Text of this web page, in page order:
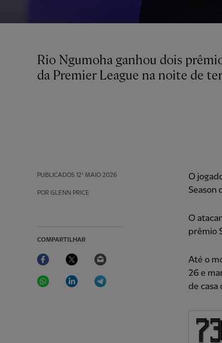
PUBLICADOS 12º MAIO 2026
POR GLENN PRICE
COMPARTILHAR
Facebook Twitter
WhatsAppLinkedIn
Rio Ngumoha ganhou dois prêmios na Conferência de Desenvolvimento Juvenil
da Premier League na noite de
O
Season
O
prêmio
Até o
26 e
de casa